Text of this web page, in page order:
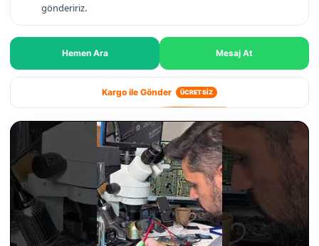
göndeririz.
Hemen Ara Mesaj At
Kargo ile Gönder ÜCRETSİZ